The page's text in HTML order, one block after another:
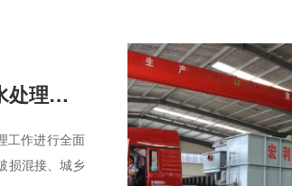
解读云南“十五五”两污治理规划,小型生活污水处理设备市场机遇
工作进行全面
损混接、城乡